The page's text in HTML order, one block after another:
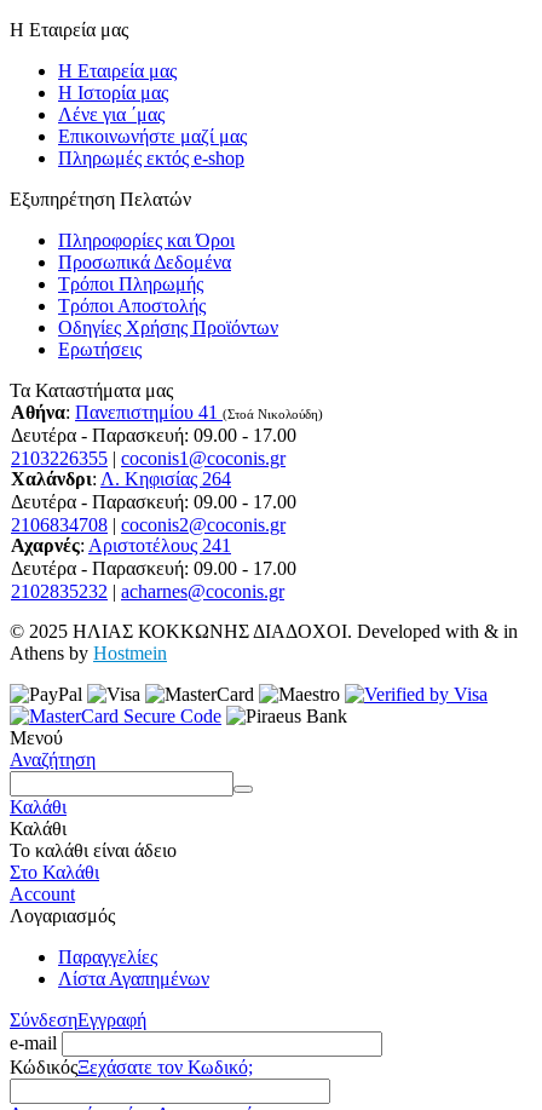
Η Εταιρεία μας
Η Εταιρεία μας
Η Ιστορία μας
Λένε για ΄μας
Επικοινωνήστε μαζί μας
Πληρωμές εκτός e-shop
Εξυπηρέτηση Πελατών
Πληροφορίες και Όροι
Προσωπικά Δεδομένα
Τρόποι Πληρωμής
Τρόποι Αποστολής
Οδηγίες Χρήσης Προϊόντων
Ερωτήσεις
Τα Καταστήματα μας
Αθήνα: Πανεπιστημίου 41 (Στοά Νικολούδη)
Δευτέρα - Παρασκευή: 09.00 - 17.00
2103226355 | coconis1@coconis.gr
Χαλάνδρι: Λ. Κηφισίας 264
Δευτέρα - Παρασκευή: 09.00 - 17.00
2106834708 | coconis2@coconis.gr
Αχαρνές: Αριστοτέλους 241
Δευτέρα - Παρασκευή: 09.00 - 17.00
2102835232 | acharnes@coconis.gr
© 2025 ΗΛΙΑΣ ΚΟΚΚΩΝΗΣ ΔΙΑΔΟΧΟΙ. Developed with & in
Athens by Hostmein
Μενού
Αναζήτηση
Καλάθι
Καλάθι
Το καλάθι είναι άδειο
Στο Καλάθι
Account
Λογαριασμός
Παραγγελίες
Λίστα Αγαπημένων
ΣύνδεσηΕγγραφή
e-mail
ΚώδικόςΞεχάσατε τον Κωδικό;